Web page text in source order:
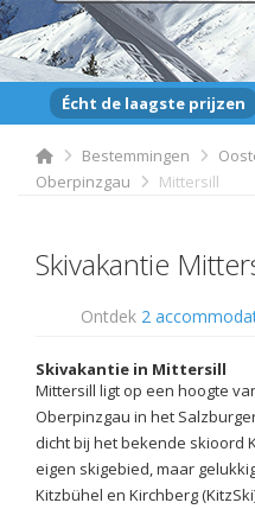
Écht de laagste prijzen
Bestemmingen
Oberpinzgau
Mittersill
Skivakantie
Ontdek 2
Skivakantie in Mittersill
Mittersill ligt op een hoogte
Oberpinzgau in het
dicht bij het bekende skioord
eigen skigebied, maar
Kitzbühel en Kirchberg